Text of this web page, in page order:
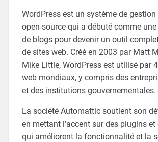
WordPress est un système de
open-source qui a débuté comme
de blogs pour devenir un outil
de sites web. Créé en 2003 par Matt
Mike Little, WordPress est utilisé par
web mondiaux, y compris des
et des institutions gouvernementales.
La société Automattic soutient son
en mettant l’accent sur des plugins et
qui améliorent la fonctionnalité et la